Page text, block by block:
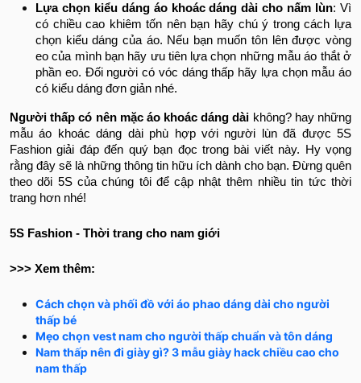
Lựa chọn kiểu dáng áo khoác dáng dài cho nấm lùn: Vì
có chiều cao khiêm tốn nên bạn hãy chú ý trong cách lựa
chọn kiểu dáng của áo. Nếu bạn muốn tôn lên được vòng
eo của mình bạn hãy ưu tiên lựa chọn những mẫu áo thắt ở
phần eo. Đối người có vóc dáng thấp hãy lựa chọn mẫu áo
có kiểu dáng đơn giản nhé.
Người thấp có nên mặc áo khoác dáng dài không? hay những
mẫu áo khoác dáng dài phù hợp với người lùn đã được 5S
Fashion giải đáp đến quý bạn đọc trong bài viết này. Hy vọng
rằng đây sẽ là những thông tin hữu ích dành cho bạn. Đừng quên
theo dõi 5S của chúng tôi để cập nhật thêm nhiều tin tức thời
trang hơn nhé!
5S Fashion - Thời trang cho nam giới
>>> Xem thêm:
Cách chọn và phối đồ với áo phao dáng dài cho người
thấp bé
Mẹo chọn vest nam cho người thấp chuẩn và tôn dáng
Nam thấp nên đi giày gì? 3 mẫu giày hack chiều cao cho
nam thấp